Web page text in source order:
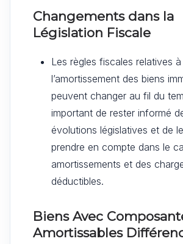
Changements dans la
Législation Fiscale
Les règles fiscales relatives à
l’amortissement des biens
peuvent changer au fil du
important de rester informé
évolutions législatives et de
prendre en compte dans le
amortissements et des
déductibles.
Biens Avec
Amortissables